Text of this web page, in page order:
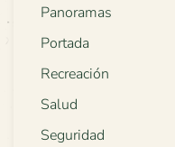
Panoramas
Portada
Recreación
Salud
Seguridad